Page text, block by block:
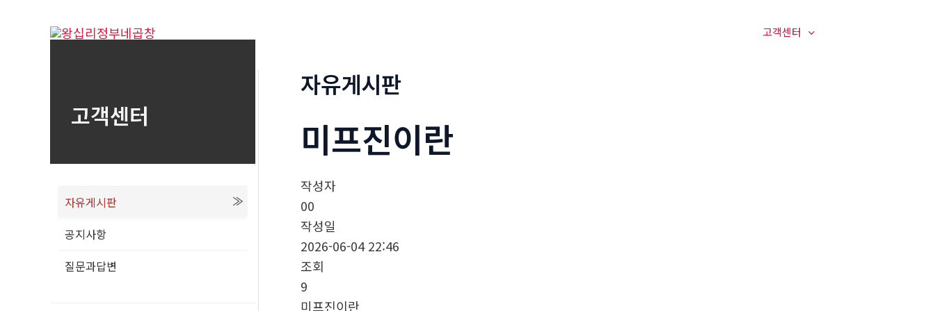
고객센터
고객센터
자유게시판
공지사항
질문과답변
자유게시판
미­프진이란
작성자
00
작성일
2026-06-04 22:46
조회
9
미­프진이란